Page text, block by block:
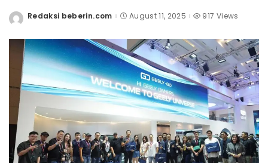
Posted
Redaksi beberin.com August 11, 2025 917 Views